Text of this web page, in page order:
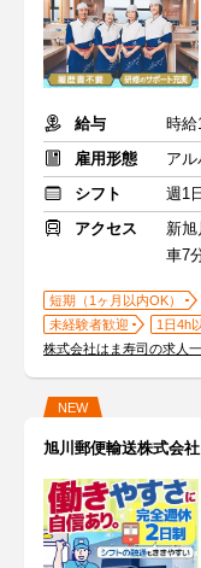
給与
時給
雇用形態
アル
シフト
週1
アクセス
新旭
車7
短期（1ヶ月以内OK）
未経験者歓迎
1日4h
株式会社はま寿司の求人
NEW
旭川郵便輸送株式会社